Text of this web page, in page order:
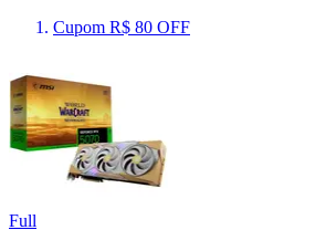
Cupom R$ 80 OFF
Full